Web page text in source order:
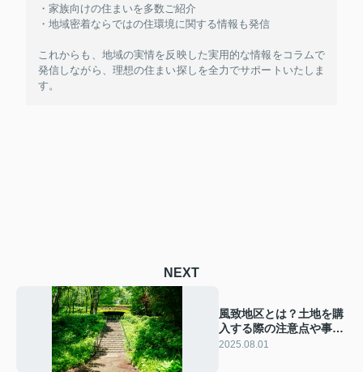
・家族向けの住まいを多数ご紹介
・地域密着ならではの住環境に関する情報も発信
これからも、地域の実情を反映した実用的な情報をコラムで
発信しながら、理想の住まい探しを全力でサポートいたしま
す。
NEXT
風致地区とは？土地を購
入する際の注意点や事例
についても解説
2025.08.01